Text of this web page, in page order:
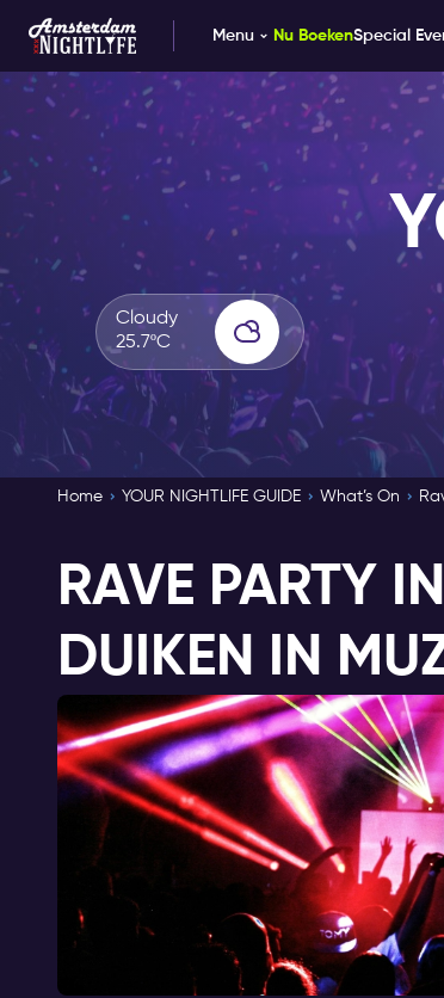
Menu Nu BoekenSpecial
Cloudy
25.7ºC
Home YOUR NIGHTLIFE GUIDE What’s On
RAVE PARTY
DUIKEN IN